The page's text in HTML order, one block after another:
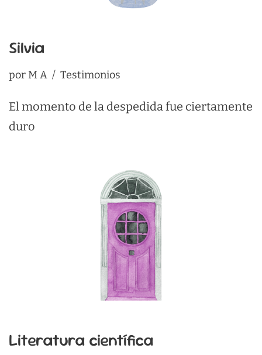
Silvia
por M A Testimonios
El momento de la despedida fue ciertamente
duro
Literatura científica